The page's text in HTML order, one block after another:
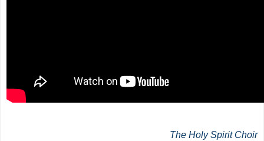
The Holy Spirit Choir